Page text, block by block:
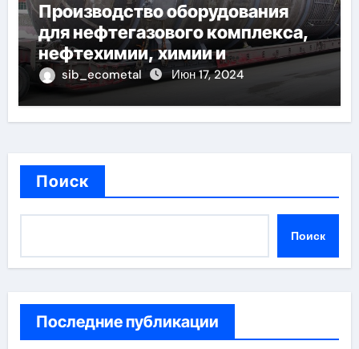
Производство оборудования
для нефтегазового комплекса,
нефтехимии, химии и
промышленности минеральных
удобрений
sib_ecometal Июн 17, 2024
Поиск
Поиск
Последние публикации